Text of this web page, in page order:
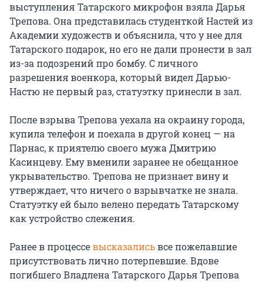
выступления Татарского микрофон взяла Дарья
Трепова. Она представилась студенткой Настей из
Академии художеств и объяснила, что у нее для
Татарского подарок, но его не дали пронести в зал
из-за подозрений про бомбу. С личного
разрешения военкора, который видел Дарью-
Настю не первый раз, статуэтку принесли в зал.
После взрыва Трепова уехала на окраину города,
купила телефон и поехала в другой конец — на
Парнас, к приятелю своего мужа Дмитрию
Касинцеву. Ему вменили заранее не обещанное
укрывательство. Трепова не признает вину и
утверждает, что ничего о взрывчатке не знала.
Статуэтку ей было велено передать Татарскому
как устройство слежения.
Ранее в процессевысказалисьвсе пожелавшие
присутствовать лично потерпевшие. Вдове
погибшего Владлена Татарского Дарья Трепова